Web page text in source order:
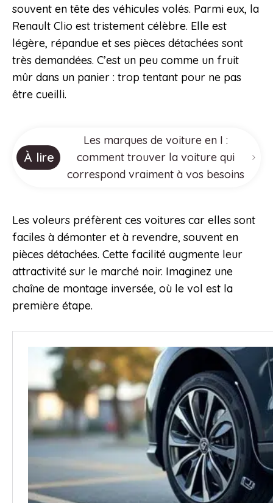
souvent en tête des véhicules volés. Parmi eux, la
Renault Clio est tristement célèbre. Elle est
légère, répandue et ses pièces détachées sont
très demandées. C’est un peu comme un fruit
mûr dans un panier : trop tentant pour ne pas
être cueilli.
À lire
Les marques de voiture en I :
comment trouver la voiture qui
correspond vraiment à vos besoins
Les voleurs préfèrent ces voitures car elles sont
faciles à démonter et à revendre, souvent en
pièces détachées. Cette facilité augmente leur
attractivité sur le marché noir. Imaginez une
chaîne de montage inversée, où le vol est la
première étape.